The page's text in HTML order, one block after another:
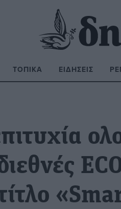
ΤΟΠΙΚΆ ΕΙΔΉΣΕΙΣ